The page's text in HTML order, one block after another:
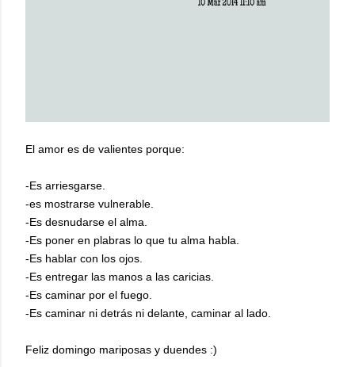
El amor es de valientes porque:
-Es arriesgarse.
-es mostrarse vulnerable.
-Es desnudarse el alma.
-Es poner en plabras lo que tu alma habla.
-Es hablar con los ojos.
-Es entregar las manos a las caricias.
-Es caminar por el fuego.
-Es caminar ni detrás ni delante, caminar al lado.
Feliz domingo mariposas y duendes :)